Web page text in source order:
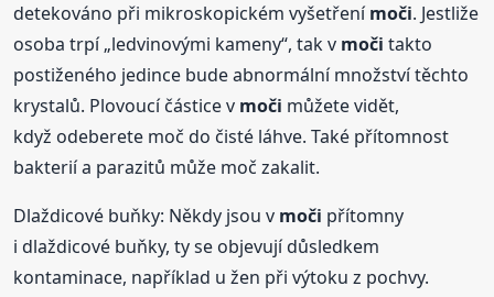
detekováno při mikroskopickém vyšetřenímoči. Jestliže
osoba trpí „ledvinovými kameny“, tak v moči takto
postiženého jedince bude abnormální množství těchto
krystalů. Plovoucí částice v moči můžete vidět,
když odeberete moč do čisté láhve. Také přítomnost
bakterií a parazitů může moč zakalit.
Dlaždicové buňky: Někdy jsou v moči přítomny
i dlaždicové buňky, ty se objevují důsledkem
kontaminace, například u žen při výtoku z pochvy.